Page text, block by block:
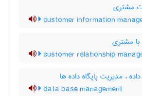
مشتری
customer information
با مشتری
customer relationship
، مدیریت پایگاه داده ها
data base management